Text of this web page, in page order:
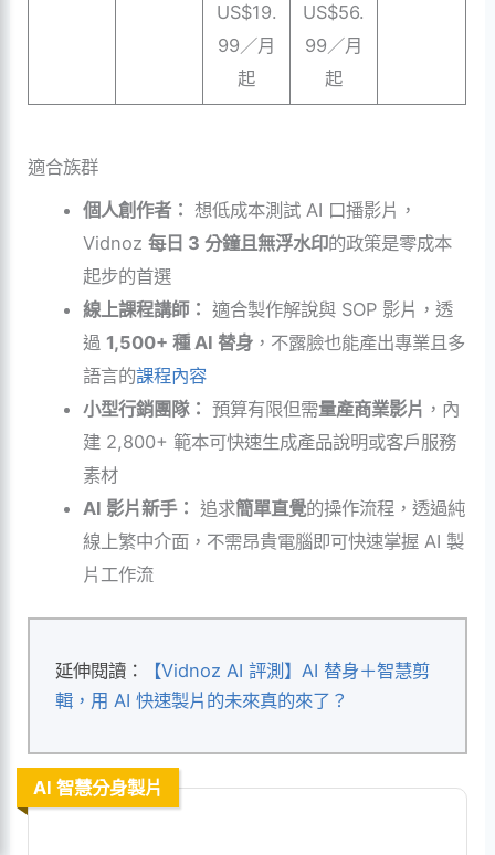
US$19.
99／月
起
US$56.
99／月
起
適合族群
個人創作者： 想低成本測試 AI 口播影片，
Vidnoz 每日 3 分鐘且無浮水印的政策是零成本
起步的首選
線上課程講師： 適合製作解說與 SOP 影片，透
過 1,500+ 種 AI 替身，不露臉也能產出專業且多
語言的課程內容
小型行銷團隊： 預算有限但需量產商業影片 ，內
建 2,800+ 範本可快速生成產品說明或客戶服務
素材
AI 影片新手： 追求簡單直覺的操作流程，透過純
線上繁中介面，不需昂貴電腦即可快速掌握 AI 製
片工作流
延伸閱讀：
【Vidnoz AI 評測】AI 替身＋智慧剪
輯，用 AI 快速製片的未來真的來了？
AI 智慧分身製片